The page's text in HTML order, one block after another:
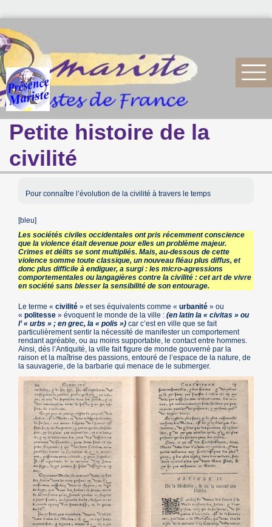
Petite histoire de la
civilité
Pour connaître l’évolution de la civilité à travers le temps
[bleu]
Les sociétés civiles occidentales ont pris récemment conscience
que la violence était devenue pour elles un problème majeur.
Crimes et délits se sont multipliés. Mais, au-dessous de cette
violence somme toute classique, un nouveau fléau plus diffus, et
donc plus difficile à endiguer, a surgi : les micro-agressions
comportementales ou langagières contre la civilité : cet art de vivre
en société sans blesser la sensibilité de son entourage.
Le terme «civilité » et ses équivalents comme «urbanité » ou
«politesse » évoquent le monde de la ville :(en latin la « civitas » ou
l’ « urbs » ; en grec, la « polis ») car c’est en ville que se fait
particulièrement sentir la nécessité de manifester un comportement
rendant agréable, ou au moins supportable, le contact entre hommes.
Ainsi, dès l’Antiquité, la ville fait figure de monde gouverné par la
raison et la maîtrise des passions, entouré de l’espace de la nature, de
la sauvagerie, de la barbarie qui menace de le submerger.